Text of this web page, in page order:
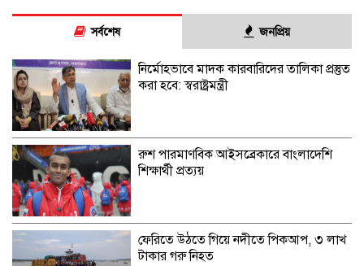
সর্বশেষ জনপ্রিয়
নির্মোহভাবে মাদক কারবারিদের তালিকা প্রস্তুত
করা হবে: স্বরাষ্ট্রমন্ত্রী
রুশ পারমাণবিক আইসব্রেকারে বাংলাদেশি
শিক্ষার্থী প্রত্যয়
ফেরিতে উঠতে গিয়ে নদীতে পিকআপ, ৩ লাখ
টাকার গরু নিহত